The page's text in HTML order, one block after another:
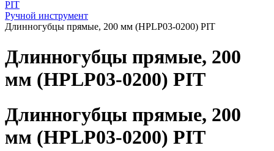
PIT
Ручной инструмент
Длинногубцы прямые, 200 мм (HPLP03-0200) PIT
Длинногубцы прямые, 200
мм (HPLP03-0200) PIT
Длинногубцы прямые, 200
мм (HPLP03-0200) PIT